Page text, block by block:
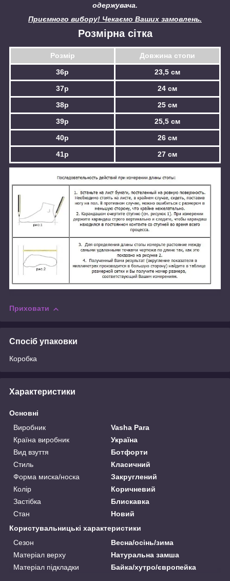
одержувача.
Приємного вибору! Чекаємо Ваших замовлень.
Розмір Довжина стопи
Розмірна сітка
36р
23,5 см
37р
24 см
38р
25 см
39р
25,5 см
40р
26 см
41р
27 см
Приховати
Спосіб упаковки
Коробка
Характеристики
Основні
Виробник
Vasha Para
Країна виробник
Україна
Вид взуття
Ботфорти
Стиль
Класичний
Форма миска/носка
Закруглений
Колір
Коричневий
Застібка
Блискавка
Стан
Новий
Користувальницькі характеристики
Сезон
Весна/осінь/зима
Матеріал верху
Натуральна замша
Матеріал підкладки
Байка/хутро/європейка